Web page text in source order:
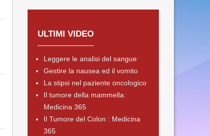
ULTIMI VIDEO
Leggere le analisi del sangue
Gestire la nausea ed il vomito
La stipsi nel paziente oncologico
Il tumore della mammella:
Medicina 365
Il Tumore del Colon : Medicina
365